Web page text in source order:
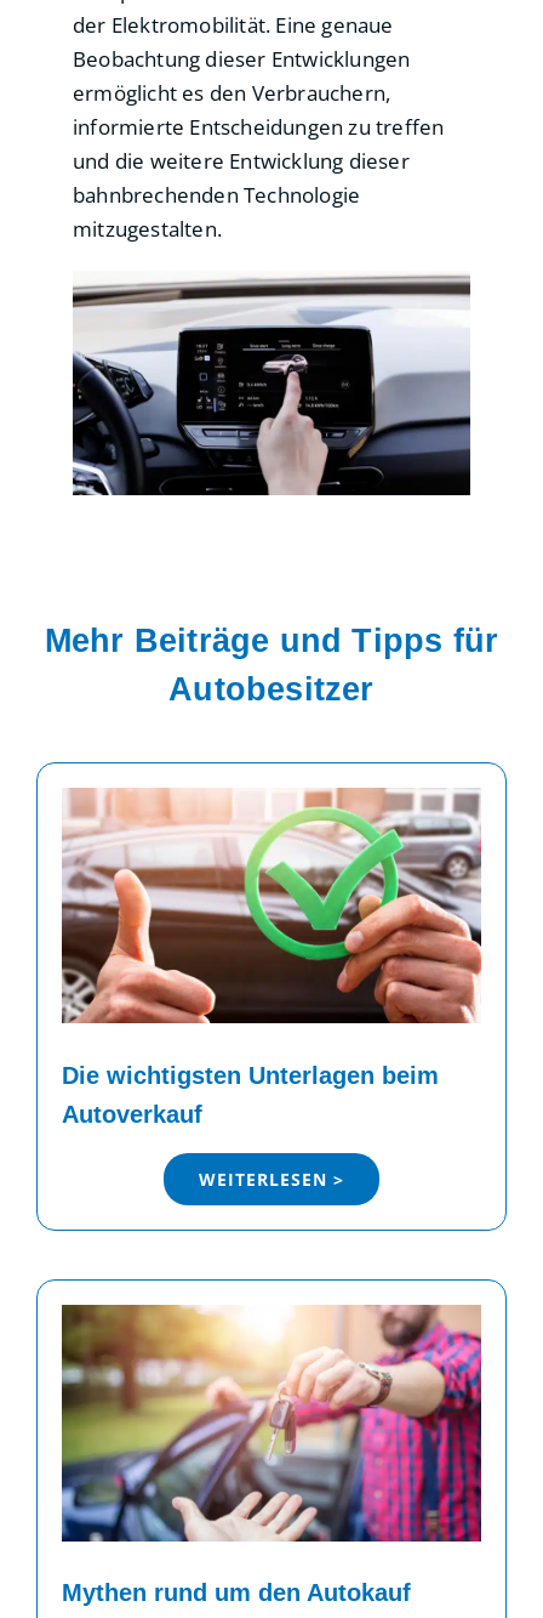
der Elektromobilität. Eine genaue
Beobachtung dieser Entwicklungen
ermöglicht es den Verbrauchern,
informierte Entscheidungen zu treffen
und die weitere Entwicklung dieser
bahnbrechenden Technologie
mitzugestalten.
Mehr Beiträge und Tipps für
Autobesitzer
Die wichtigsten Unterlagen beim
Autoverkauf
WEITERLESEN >
Mythen rund um den Autokauf